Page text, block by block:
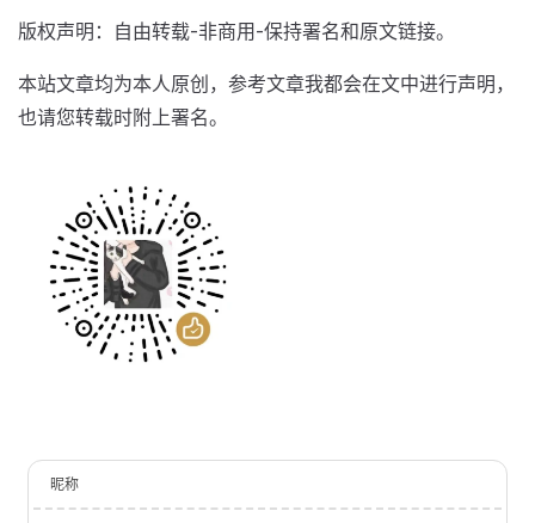
版权声明：自由转载-非商用-保持署名和原文链接。
本站文章均为本人原创，参考文章我都会在文中进行声明，
也请您转载时附上署名。
昵称